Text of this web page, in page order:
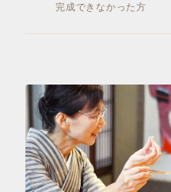
完成できなかった方